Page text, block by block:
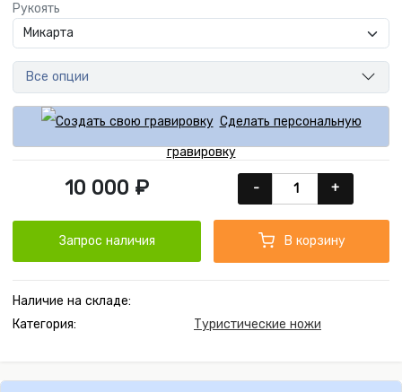
Рукоять
Все опции
Сделать персональную
гравировку
10 000 ₽ - +
Запрос наличия В корзину
Наличие на складе:
Категория:
Туристические ножи